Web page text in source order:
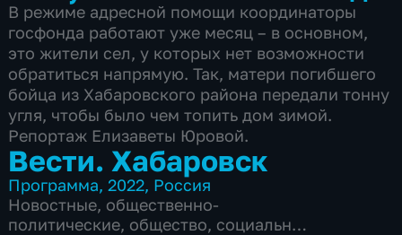
В режиме адресной помощи координаторы
госфонда работают уже месяц – в основном,
это жители сел, у которых нет возможности
обратиться напрямую. Так, матери погибшего
бойца из Хабаровского района передали тонну
угля, чтобы было чем топить дом зимой.
Репортаж Елизаветы Юровой.
Вести. Хабаровск
Программа,2022, Россия
Новостные, общественно-
политические, общество, социально-